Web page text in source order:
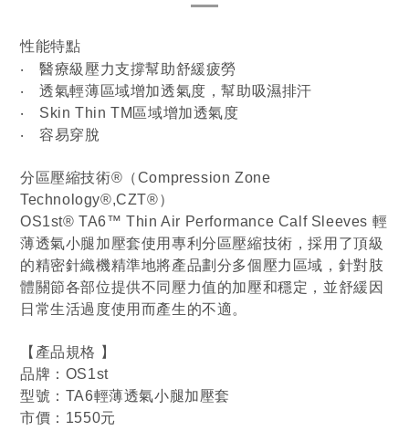
性能特點
‧ 醫療級壓力支撐幫助舒緩疲勞
‧ 透氣輕薄區域增加透氣度，幫助吸濕排汗
‧ Skin Thin TM區域增加透氣度
‧ 容易穿脫
分區壓縮技術®（Compression Zone
Technology®,CZT®）
OS1st® TA6™ Thin Air Performance Calf Sleeves 輕
薄透氣小腿加壓套使用專利分區壓縮技術，採用了頂級
的精密針織機精準地將產品劃分多個壓力區域，針對肢
體關節各部位提供不同壓力值的加壓和穩定，並舒緩因
日常生活過度使用而產生的不適。
【產品規格 】
品牌：OS1st
型號：TA6輕薄透氣小腿加壓套
市價：1550元